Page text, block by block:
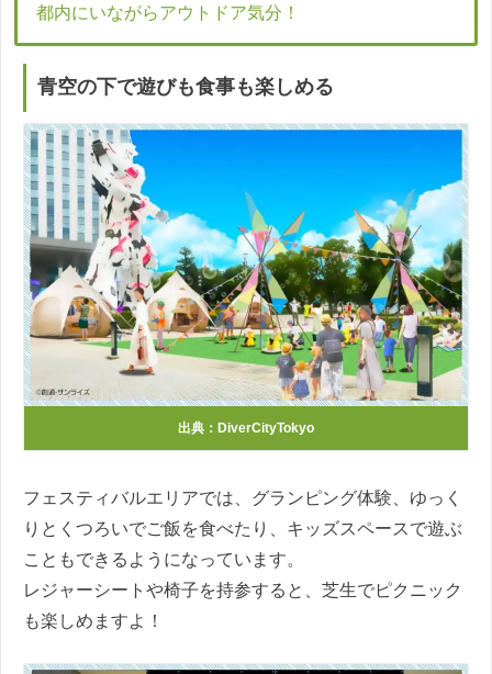
都内にいながらアウトドア気分！
青空の下で遊びも食事も楽しめる
出典： DiverCityTokyo
フェスティバルエリアでは、グランピング体験、ゆっく
りとくつろいでご飯を食べたり、キッズスペースで遊ぶ
こともできるようになっています。
レジャーシートや椅子を持参すると、芝生でピクニック
も楽しめますよ！